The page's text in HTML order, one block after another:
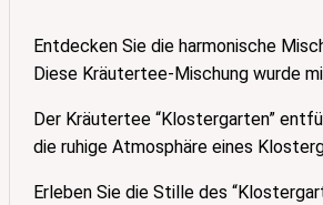
Entdecken Sie die harmonische
Diese Kräutertee-Mischung wurde
Der Kräutertee “Klostergarten”
die ruhige Atmosphäre eines
Erleben Sie die Stille des